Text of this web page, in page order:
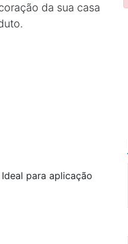
da sua casa
para aplicação